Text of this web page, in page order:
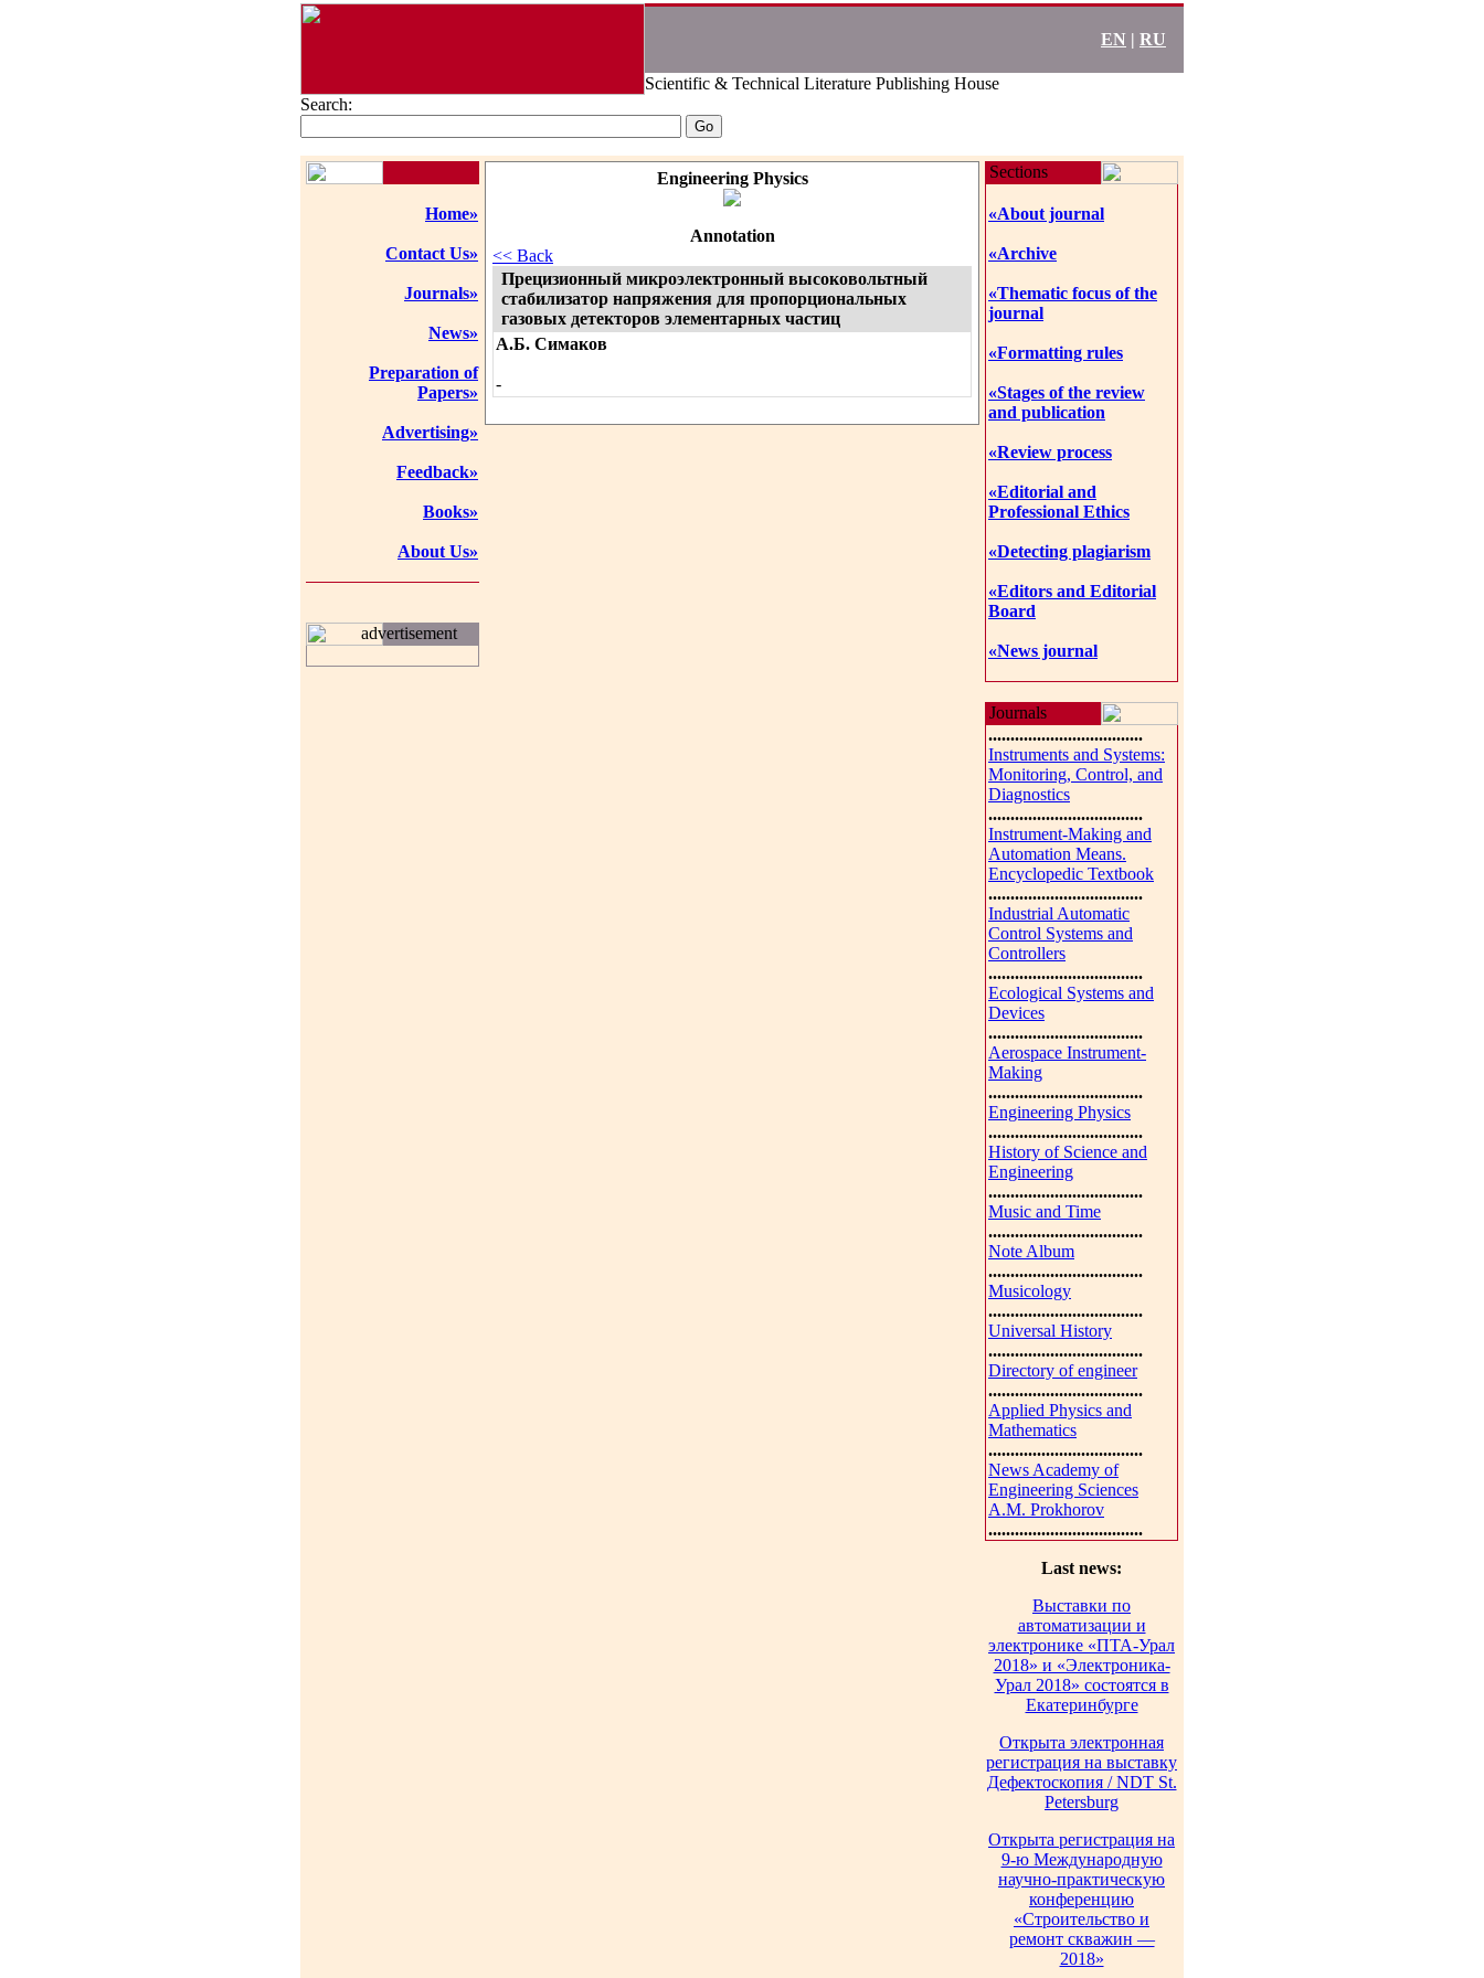
EN | RU
Scientific & Technical Literature Publishing House
Search:
Home»
Contact Us»
Journals»
News»
Preparation of
Papers»
Advertising»
Feedback»
Books»
About Us»
advertisement
Engineering Physics
Annotation
<< Back
Прецизионный микроэлектронный высоковольтный
стабилизатор напряжения для пропорциональных
газовых детекторов элементарных частиц
А.Б. Симаков
-
Sections
«About journal
«Archive
«Thematic focus of the
journal
«Formatting rules
«Stages of the review
and publication
«Review process
«Editorial and
Professional Ethics
«Detecting plagiarism
«Editors and Editorial
Board
«News journal
Journals
...................................
Instruments and Systems:
Monitoring, Control, and
Diagnostics
...................................
Instrument-Making and
Automation Means.
Encyclopedic Textbook
...................................
Industrial Automatic
Control Systems and
Controllers
...................................
Ecological Systems and
Devices
...................................
Aerospace Instrument-
Making
...................................
Engineering Physics
...................................
History of Science and
Engineering
...................................
Music and Time
...................................
Note Album
...................................
Musicology
...................................
Universal History
...................................
Directory of engineer
...................................
Applied Physics and
Mathematics
...................................
News Academy of
Engineering Sciences
A.M. Prokhorov
...................................
Last news:
Выставки по
автоматизации и
электронике «ПТА-Урал
2018» и «Электроника-
Урал 2018» состоятся в
Екатеринбурге
Открыта электронная
регистрация на выставку
Дефектоскопия / NDT St.
Petersburg
Открыта регистрация на
9-ю Международную
научно-практическую
конференцию
«Строительство и
ремонт скважин —
2018»